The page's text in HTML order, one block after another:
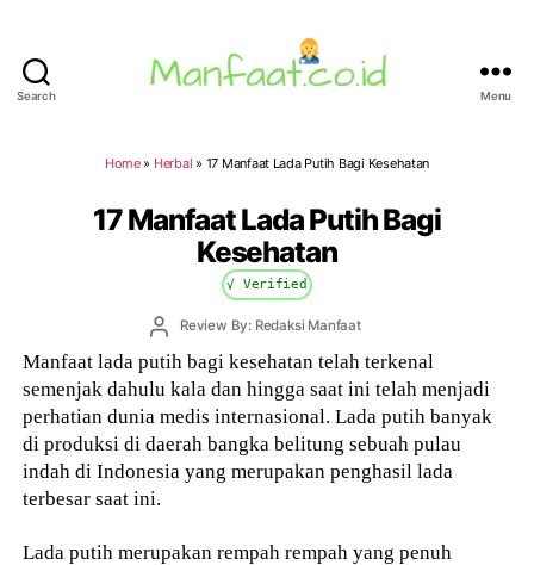
Search Menu
Home» Herbal » 17 Manfaat Lada Putih Bagi Kesehatan
17 Manfaat Lada Putih Bagi
Kesehatan
√ Verified
PostReview By: Redaksi Manfaat
Manfaat lada putih bagi kesehatan telah terkenal
semenjak dahulu kala dan hingga saat ini telah menjadi
perhatian dunia medis internasional. Lada putih banyak
di produksi di daerah bangka belitung sebuah pulau
indah di Indonesia yang merupakan penghasil lada
terbesar saat ini.
Lada putih merupakan rempah rempah yang penuh